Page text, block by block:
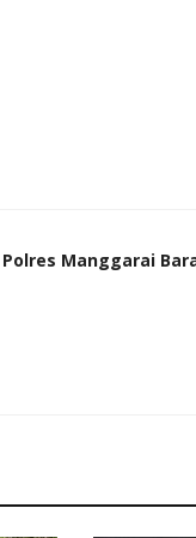
Polres Manggarai